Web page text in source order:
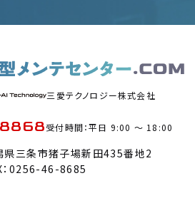
三愛テクノロジー株式会社
受付時間：平日 9:00 〜 18:00
三条市猪子場新田435番地2
：0256-46-8685